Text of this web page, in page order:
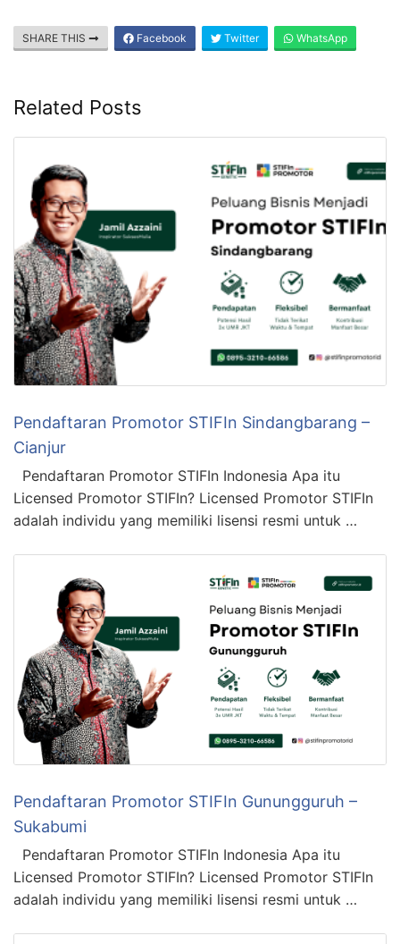
SHARE THIS Facebook Twitter WhatsApp
Related Posts
Pendaftaran Promotor STIFIn Sindangbarang –
Cianjur
Pendaftaran Promotor STIFIn Indonesia Apa itu
Licensed Promotor STIFIn? Licensed Promotor STIFIn
adalah individu yang memiliki lisensi resmi untuk …
Pendaftaran Promotor STIFIn Gunungguruh –
Sukabumi
Pendaftaran Promotor STIFIn Indonesia Apa itu
Licensed Promotor STIFIn? Licensed Promotor STIFIn
adalah individu yang memiliki lisensi resmi untuk …